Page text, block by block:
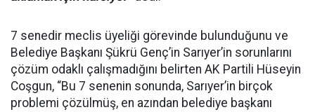
7 senedir meclis üyeliği görevinde bulunduğunu ve
Belediye Başkanı Şükrü Genç’in Sarıyer’in sorunlarını
çözüm odaklı çalışmadığını belirten AK Partili Hüseyin
Coşgun, “Bu 7 senenin sonunda, Sarıyer’in birçok
problemi çözülmüş, en azından belediye başkanı